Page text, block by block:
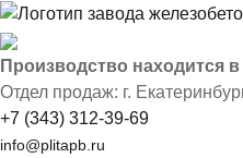
Производство находится
Отдел продаж: г.
+7 (343) 312-39-69
info@plitapb.ru